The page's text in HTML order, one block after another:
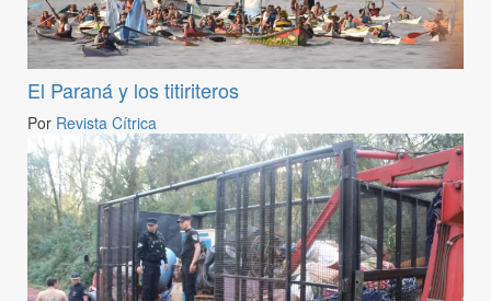
El Paraná y los titiriteros
Por Revista Cítrica